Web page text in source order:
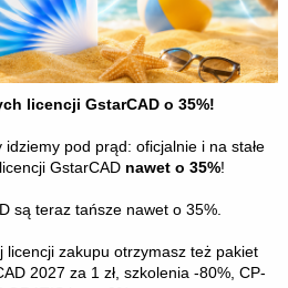
Read More